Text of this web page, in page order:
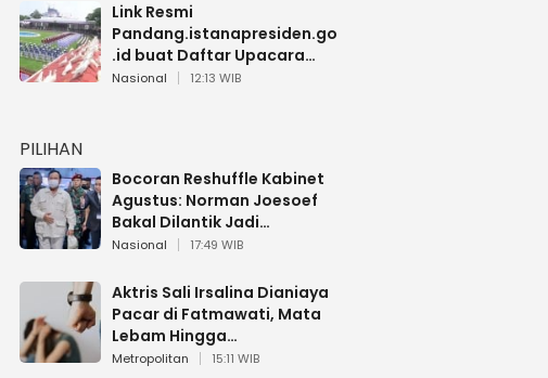
Link Resmi
Pandang.istanapresiden.go
.id buat Daftar Upacara
Bendera HUT RI di Istana
Nasional 12:13 WIB
PILIHAN
Bocoran Reshuffle Kabinet
Agustus: Norman Joesoef
Bakal Dilantik Jadi
Wamenhan RI
Nasional 17:49 WIB
Aktris Sali Irsalina Dianiaya
Pacar di Fatmawati, Mata
Lebam Hingga
Diselamatkan Polantas
Metropolitan 15:11 WIB